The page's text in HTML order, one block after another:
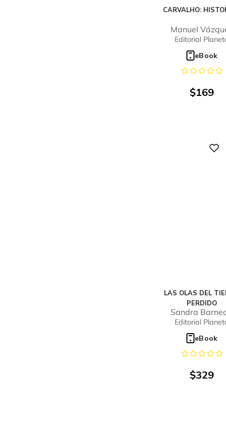
CARVALHO:
Manuel
Montalbán
Editorial
eBook
$169
LAS OLAS DEL
PERDIDO
Sandra
Editorial
eBook
$329